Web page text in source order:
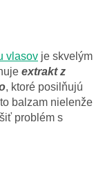
vlasov je skvelým
extrakt z
, ktoré posilňujú
balzam nielenže
problém s